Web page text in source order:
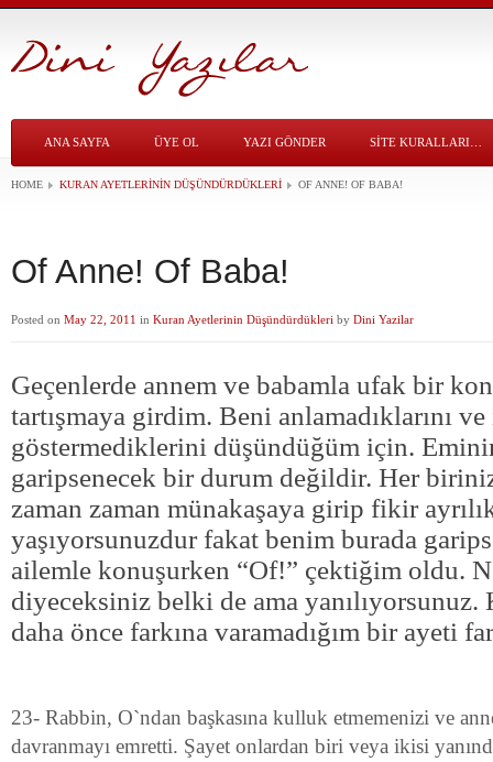
ANA SAYFA ÜYE OL YAZI GÖNDER SITE KURALLARI…
HOME KURAN AYETLERININ DÜŞÜNDÜRDÜKLERI OF ANNE! OF BABA!
Of Anne! Of Baba!
Posted on May 22, 2011 in Kuran Ayetlerinin Düşündürdükleri by Dini Yazilar
Geçenlerde annem ve babamla ufak bir
tartışmaya girdim. Beni anlamadıklarını
göstermediklerini düşündüğüm için.
garipsenecek bir durum değildir. Her
zaman zaman münakaşaya girip fikir
yaşıyorsunuzdur fakat benim burada
ailemle konuşurken “Of!” çektiğim oldu.
diyeceksiniz belki de ama
daha önce farkına varamadığım bir ayeti
23- Rabbin, O`ndan başkasına kulluk etmemenizi ve
davranmayı emretti. Şayet onlardan biri veya ikisi